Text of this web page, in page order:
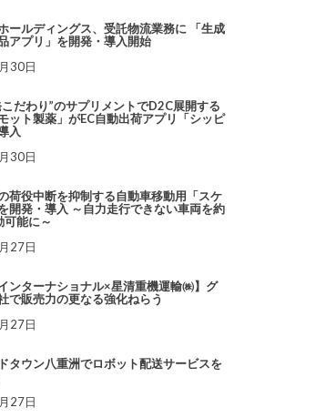
ールディングス、受託物流業務に 「生成
アプリ」を開発・導入開始
30日
こだわり”のサプリメントでD2C展開する
ット製薬」がEC自動出荷アプリ「シッピ
入
30日
荷役中断を抑制する自動車移動用「スケ
開発・導入 ～自力走行できない車両を約
可能に～
27日
ンターナショナル×星清重機運輸㈱】グ
で販売力の更なる強化ねらう
27日
タウン八重洲でロボット配送サービスを
27日